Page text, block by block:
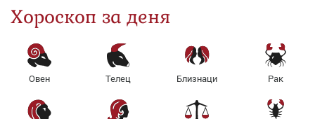
Хороскоп за деня
Овен Телец Близнаци Рак